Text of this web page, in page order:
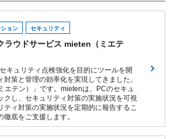
ョン セキュリティ
ラウドサービス mieten（ミエテ
キュリティ点検強化を目的にツールを開
策と管理の効率化を実現してきました。
エテン）」です。mietenは、PCのセキュ
クし、セキュリティ対策の実施状況を可視
ティ対策の実施状況を定期的に報告するこ
底をご支援します。